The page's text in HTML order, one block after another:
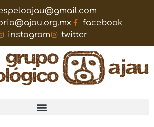
facebook
instagram
twitter